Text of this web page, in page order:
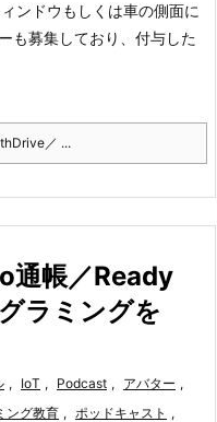
ンドウもしくは車の側面に
も募集しており、付与した
／ ...
通帳／Ready
ラミングを
, IoT , Podcast , アバター ,
ング教育 , ポッドキャスト ,